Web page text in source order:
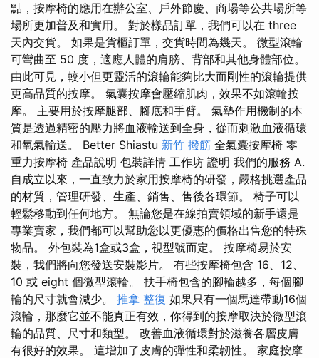
點，按摩椅的應用在辦公室、戶外節慶、商場等公共場所等
場所更加普及和實用。 對於樣品訂單，我們可以在 three
天內交貨。 如果是貨櫃訂單，交貨時間為幾天。 微型滾輪
可彎曲至 50 度，適應人體的肩膀、背部和其他身體部位。
由此可見，較小但更靈活的滾輪能夠比大而剛性的滾輪提供
更高品質的按摩。 氣囊按摩會壓縮肌肉，效果不如滾輪按
摩。 主要用於按摩腿部、腳底和手臂。 氣墊作用機制的本
質是透過精密的壓力將血液輸送到全身，從而刺激血液循環
和氧氣輸送。 Better Shiastu 新竹 撥筋 全氣囊按摩椅 零
重力按摩椅 產品說明 包裝詳情 工作坊 證明 我們的服務 A.
自成立以來，一直致力於家用按摩椅的研發，嚴格挑選產品
的材質，管理研發、生產、銷售、售後各環節。 椅子可以
輕鬆移動到任何地方。 無論您是在線拍賣領域的新手還是
專業賣家，我們都可以幫助您以更優惠的價格出售您的特殊
物品。 外包裝為1盒或3盒，視型號而定。 按摩椅易於安
裝，我們將向您發送安裝影片。 有些按摩椅包含 16、12、
10 或 eight 個微型滾輪。 扶手椅包含的腳輪越多，每個腳
輪的尺寸就會減少。 推拿 整復 如果只有一個馬達帶動16個
滾輪，那麼它並不能真正有效，你得到的按摩取決於微型滾
輪的品質、尺寸和類型。 改善血液循環對於滋養各層皮膚
有很好的效果。 這增加了皮膚的彈性和柔韌性。 家庭按摩